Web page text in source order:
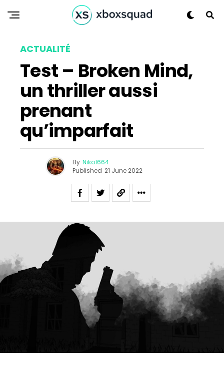
ACTUALITÉ
Test – Broken Mind,
un thriller aussi
prenant
qu’imparfait
By Niko1664
Published 21 June 2022
Flipboard
Pinterest
Whatsapp
Email